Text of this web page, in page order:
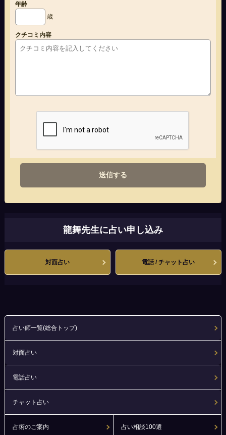
年齢
歳
クチコミ内容
送信する
龍舞先生に占い申し込み
対面占い 電話 / チャット占い
占い師一覧(総合トップ)
対面占い
電話占い
チャット占い
占術のご案内 占い相談100選